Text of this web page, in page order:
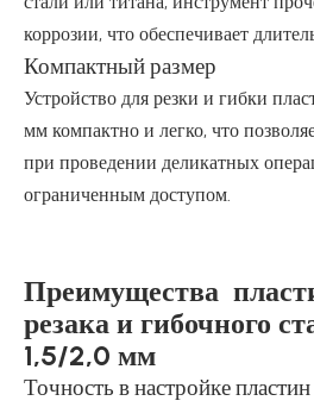
коррозии, что обеспечивает
Компактный размер
Устройство для резки и гибки
мм компактно и легко, что
при проведении деликатных
ограниченным доступом.
Преимущества
резака и гибочного
1,5/2,0 мм
Точность в настройке пластин